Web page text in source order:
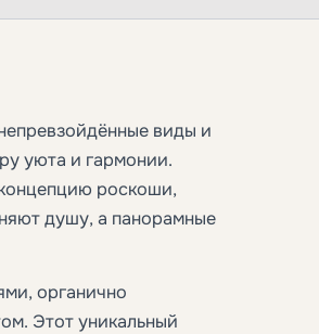
виды и
уюта и гармонии.
роскоши,
душу, а панорамные
органично
Этот уникальный